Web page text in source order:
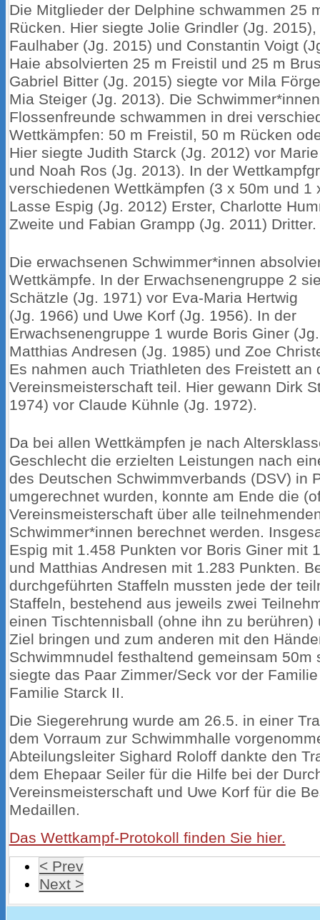
Die Mitglieder der Delphine schwammen 25
Rücken. Hier siegte Jolie Grindler (Jg.
Faulhaber (Jg. 2015) und Constantin Voigt
Haie absolvierten 25 m Freistil und 25 m
Gabriel Bitter (Jg. 2015) siegte vor Mila
Mia Steiger (Jg. 2013). Die
Flossenfreunde schwammen in drei
Wettkämpfen: 50 m Freistil, 50 m Rücken
Hier siegte Judith Starck (Jg. 2012) vor
und Noah Ros (Jg. 2013). In der
verschiedenen Wettkämpfen (3 x 50m und 1
Lasse Espig (Jg. 2012) Erster, Charlotte
Zweite und Fabian Grampp (Jg. 2011) Dritter.
Die erwachsenen Schwimmer*innen
Wettkämpfe. In der Erwachsenengruppe 2
Schätzle (Jg. 1971) vor Eva-Maria Hertwig
(Jg. 1966) und Uwe Korf (Jg. 1956). In der
Erwachsenengruppe 1 wurde Boris Giner
Matthias Andresen (Jg. 1985) und Zoe
Es nahmen auch Triathleten des Freistett an
Vereinsmeisterschaft teil. Hier gewann Dirk
1974) vor Claude Kühnle (Jg. 1972).
Da bei allen Wettkämpfen je nach
Geschlecht die erzielten Leistungen nach
des Deutschen Schwimmverbands (DSV) in
umgerechnet wurden, konnte am Ende die
Vereinsmeisterschaft über alle
Schwimmer*innen berechnet werden.
Espig mit 1.458 Punkten vor Boris Giner mit
und Matthias Andresen mit 1.283 Punkten.
durchgeführten Staffeln mussten jede der
Staffeln, bestehend aus jeweils zwei
einen Tischtennisball (ohne ihn zu berühren)
Ziel bringen und zum anderen mit den
Schwimmnudel festhaltend gemeinsam 50m
siegte das Paar Zimmer/Seck vor der
Familie Starck II.
Die Siegerehrung wurde am 26.5. in einer
dem Vorraum zur Schwimmhalle
Abteilungsleiter Sighard Roloff dankte den
dem Ehepaar Seiler für die Hilfe bei der
Vereinsmeisterschaft und Uwe Korf für die
Medaillen.
Das Wettkampf-Protokoll finden Sie hier.
< Prev
Next >